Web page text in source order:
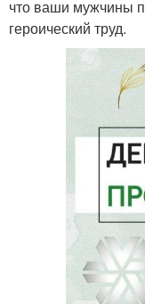
что ваши мужчины
героический труд.